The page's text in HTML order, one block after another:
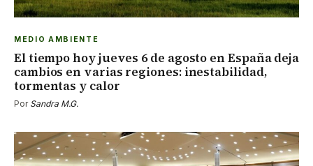
MEDIO AMBIENTE
El tiempo hoy jueves 6 de agosto en España deja
cambios en varias regiones: inestabilidad,
tormentas y calor
Por Sandra M.G.